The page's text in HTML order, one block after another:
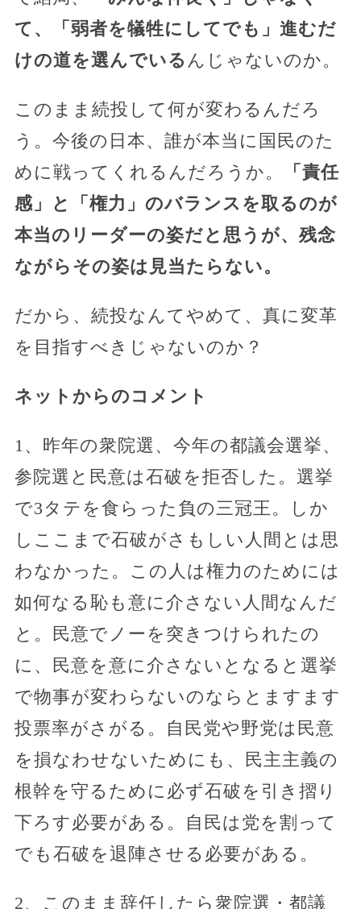
て、「弱者を犠牲にしてでも」進むだ
けの道を選んでいる んじゃないのか。
このまま続投して何が変わるんだろ
う。今後の日本、誰が本当に国民のた
めに戦ってくれるんだろうか。
「責任
感」と「権力」のバランスを取るのが
本当のリーダーの姿だと思うが、残念
ながらその姿は見当たらない。
だから、続投なんてやめて、真に変革
を目指すべきじゃないのか？
ネットからのコメント
1、昨年の衆院選、今年の都議会選挙、
参院選と民意は石破を拒否した。選挙
で3タテを食らった負の三冠王。しか
しここまで石破がさもしい人間とは思
わなかった。この人は権力のためには
如何なる恥も意に介さない人間なんだ
と。民意でノーを突きつけられたの
に、民意を意に介さないとなると選挙
で物事が変わらないのならとますます
投票率がさがる。自民党や野党は民意
を損なわせないためにも、民主主義の
根幹を守るために必ず石破を引き摺り
下ろす必要がある。自民は党を割って
でも石破を退陣させる必要がある。
2、このまま辞任したら衆院選・都議